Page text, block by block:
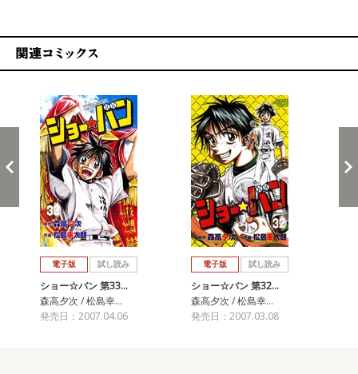
電子版 試し読み
ショー☆バン 第33…
森高夕次 / 松島幸…
発売日：2007.04.06
電子版 試し読み
ショー☆バン 第32…
森高夕次 / 松島幸…
発売日：2007.03.08